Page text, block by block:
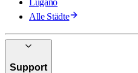
Lugano
Alle Städte
Support